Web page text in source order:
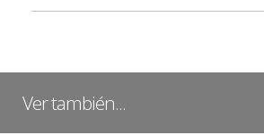
Ver también...